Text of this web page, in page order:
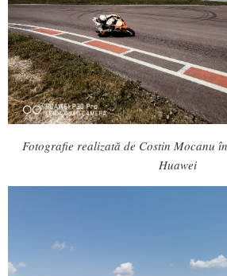
Fotografie realizată de Costin Mocanu
Huawei